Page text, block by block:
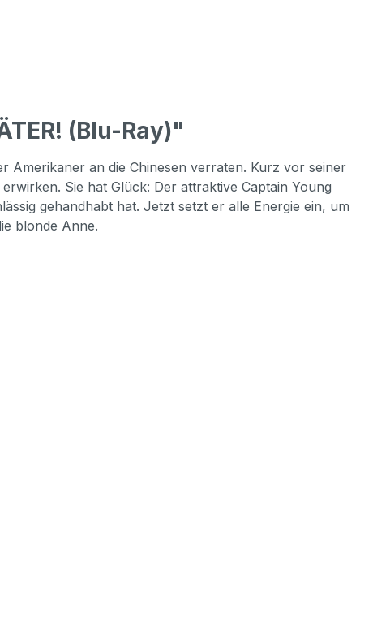
(Blu-Ray)"
Amerikaner an die Chinesen verraten. Kurz vor seiner
Sie hat Glück: Der attraktive Captain Young
gehandhabt hat. Jetzt setzt er alle Energie ein, um
blonde Anne.